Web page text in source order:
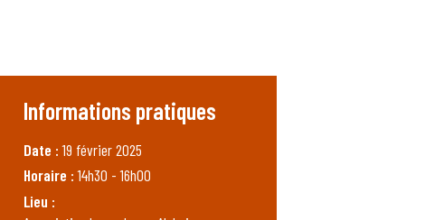
Informations pratiques
Date :19 février 2025
Horaire :14h30 - 16h00
Lieu :